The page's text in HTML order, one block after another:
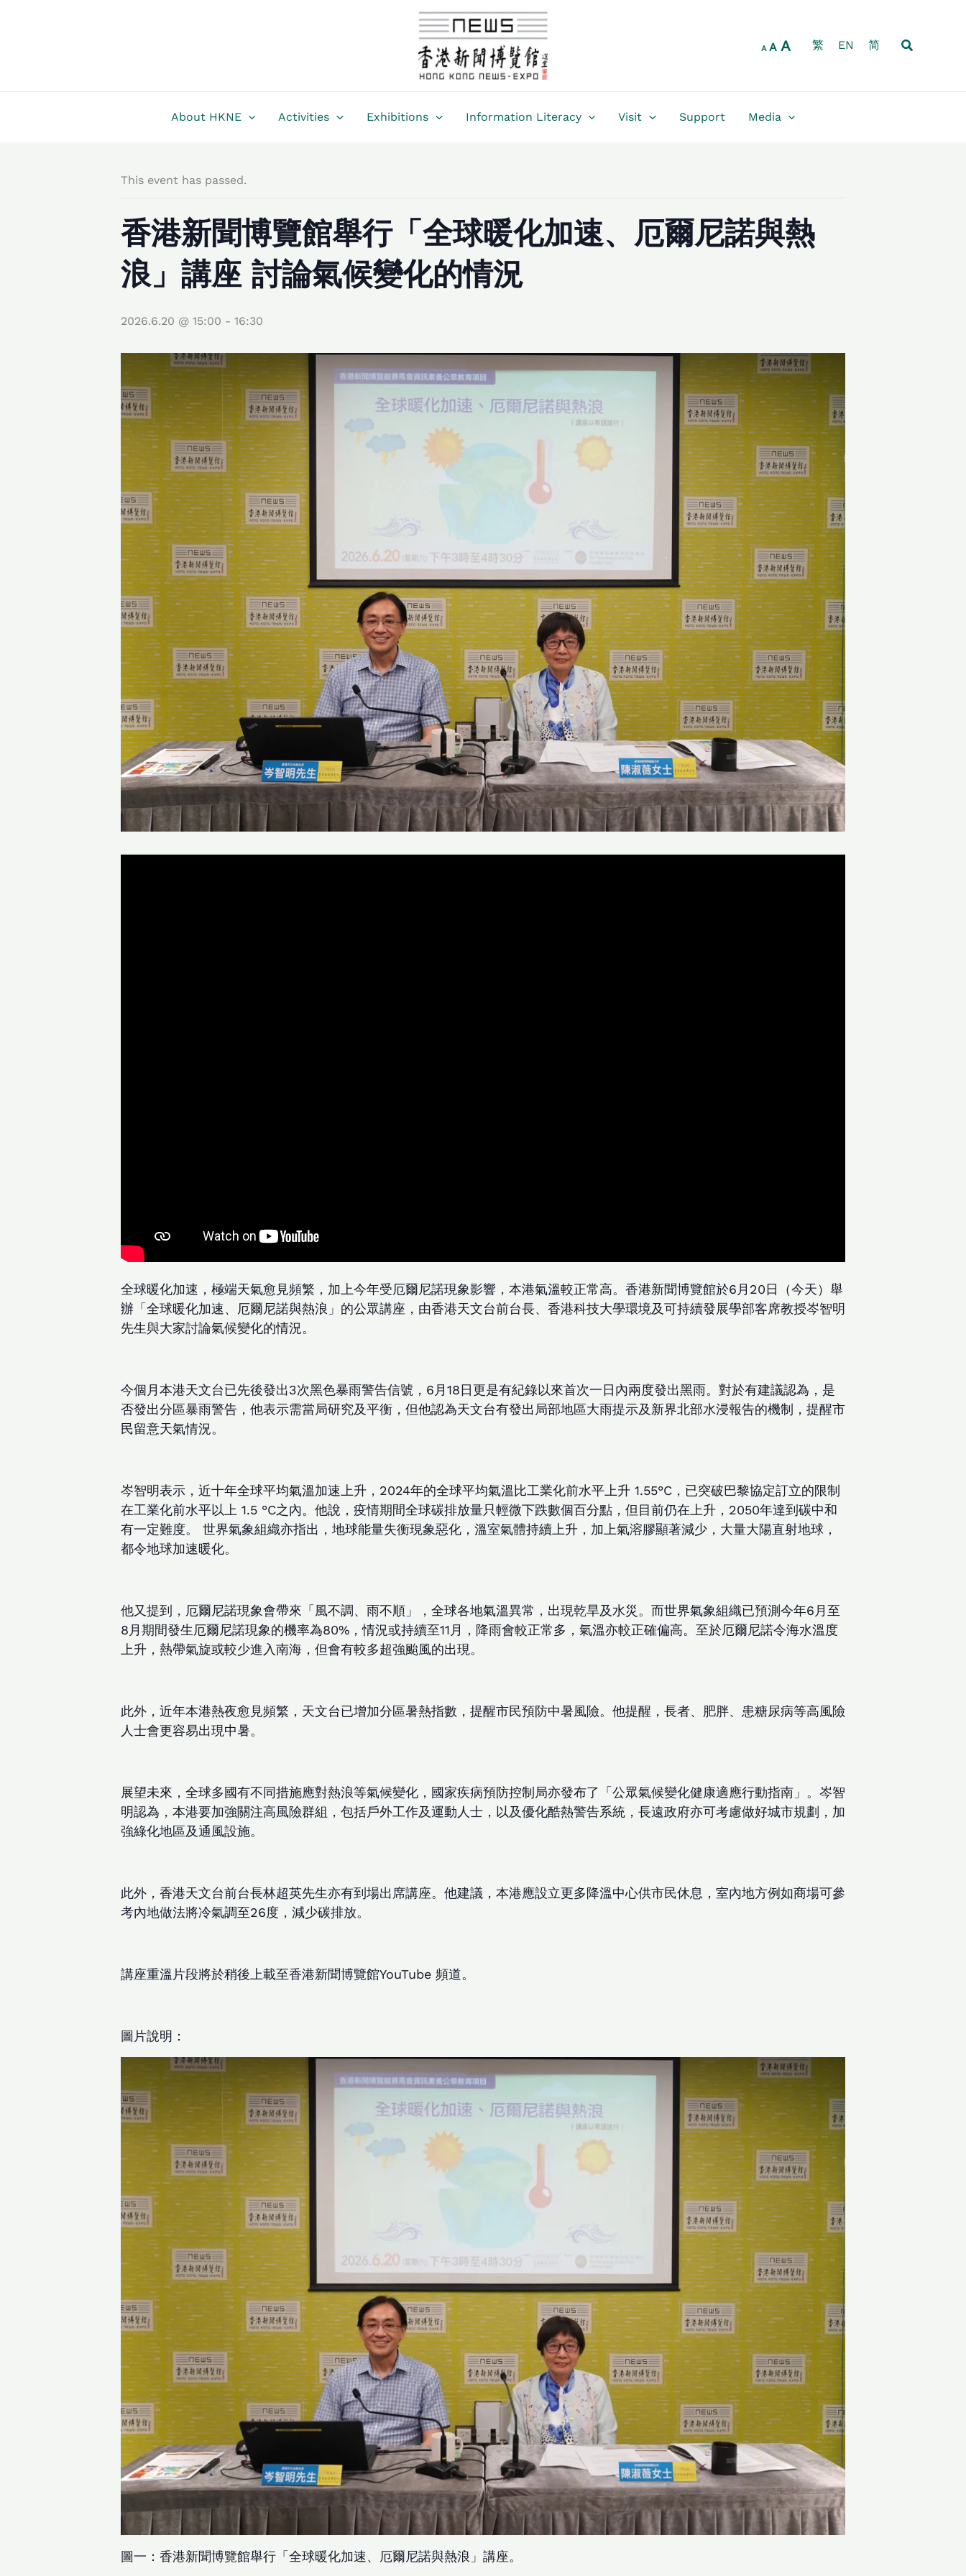
Asize.
Asize.
Asize.
繁 EN 简 Search
About HKNE Activities Exhibitions Information Literacy Visit Support Media
This event has passed.
香港新聞博覽館舉行「全球暖化加速、厄爾尼諾與熱
浪」講座 討論氣候變化的情況
2026.6.20 @ 15:00 - 16:30
全球暖化加速，極端天氣愈見頻繁，加上今年受厄爾尼諾現象影響，本港氣溫較正常高。香港新聞博覽館於6月20日（今天）舉
辦「全球暖化加速、厄爾尼諾與熱浪」的公眾講座，由香港天文台前台長、香港科技大學環境及可持續發展學部客席教授岑智明
先生與大家討論氣候變化的情況。
今個月本港天文台已先後發出3次黑色暴雨警告信號，6月18日更是有紀錄以來首次一日內兩度發出黑雨。對於有建議認為，是
否發出分區暴雨警告，他表示需當局研究及平衡，但他認為天文台有發出局部地區大雨提示及新界北部水浸報告的機制，提醒市
民留意天氣情況。
岑智明表示，近十年全球平均氣溫加速上升，2024年的全球平均氣溫比工業化前水平上升 1.55°C，已突破巴黎協定訂立的限制
在工業化前水平以上 1.5 °C之內。他說，疫情期間全球碳排放量只輕微下跌數個百分點，但目前仍在上升，2050年達到碳中和
有一定難度。 世界氣象組織亦指出，地球能量失衡現象惡化，溫室氣體持續上升，加上氣溶膠顯著減少，大量大陽直射地球，
都令地球加速暖化。
他又提到，厄爾尼諾現象會帶來「風不調、雨不順」，全球各地氣溫異常，出現乾旱及水災。而世界氣象組織已預測今年6月至
8月期間發生厄爾尼諾現象的機率為80%，情況或持續至11月，降雨會較正常多，氣溫亦較正確偏高。至於厄爾尼諾令海水溫度
上升，熱帶氣旋或較少進入南海，但會有較多超強颱風的出現。
此外，近年本港熱夜愈見頻繁，天文台已增加分區暑熱指數，提醒市民預防中暑風險。他提醒，長者、肥胖、患糖尿病等高風險
人士會更容易出現中暑。
展望未來，全球多國有不同措施應對熱浪等氣候變化，國家疾病預防控制局亦發布了「公眾氣候變化健康適應行動指南」。岑智
明認為，本港要加強關注高風險群組，包括戶外工作及運動人士，以及優化酷熱警告系統，長遠政府亦可考慮做好城市規劃，加
強綠化地區及通風設施。
此外，香港天文台前台長林超英先生亦有到場出席講座。他建議，本港應設立更多降溫中心供市民休息，室內地方例如商場可參
考內地做法將冷氣調至26度，減少碳排放。
講座重溫片段將於稍後上載至香港新聞博覽館YouTube 頻道。
圖片說明：
圖一：香港新聞博覽館舉行「全球暖化加速、厄爾尼諾與熱浪」講座。